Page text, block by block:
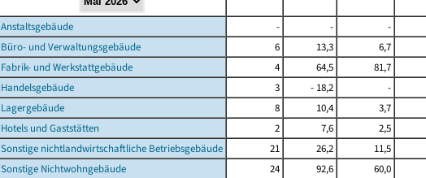
Anstaltsgebäude - - -
Büro- und Verwaltungsgebäude
6 13,3 6,7
Fabrik- und Werkstattgebäude
4 64,5 81,7
Handelsgebäude
3 - 18,2 -
Lagergebäude
8 10,4 3,7
Hotels und Gaststätten
2 7,6 2,5
Sonstige nichtlandwirtschaftliche Betriebsgebäude
21 26,2 11,5
Sonstige Nichtwohngebäude
24 92,6 60,0